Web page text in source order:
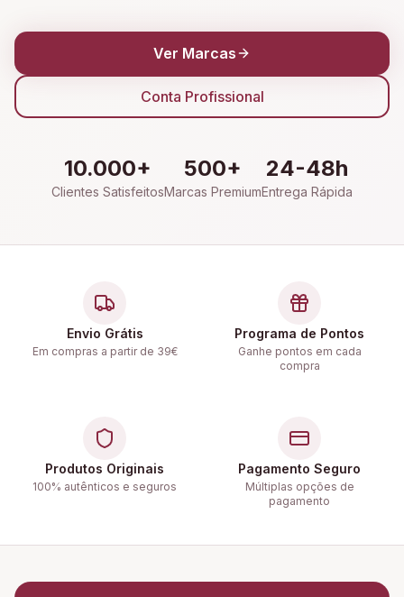
Ver Marcas
Conta Profissional
10.000+
Clientes Satisfeitos
500+
Marcas Premium
24-48h
Entrega Rápida
Envio Grátis
Em compras a partir de 39€
Programa de Pontos
Ganhe pontos em cada
compra
Produtos Originais
100% autênticos e seguros
Pagamento Seguro
Múltiplas opções de
pagamento